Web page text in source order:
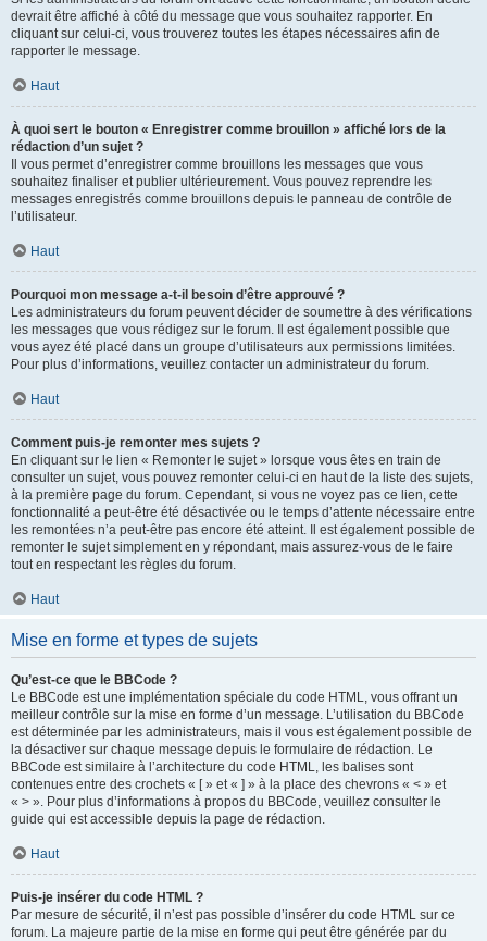
devrait être affiché à côté du message que vous souhaitez rapporter. En
cliquant sur celui-ci, vous trouverez toutes les étapes nécessaires afin de
rapporter le message.
Haut
À quoi sert le bouton « Enregistrer comme brouillon » affiché lors de la
rédaction d’un sujet ?
Il vous permet d’enregistrer comme brouillons les messages que vous
souhaitez finaliser et publier ultérieurement. Vous pouvez reprendre les
messages enregistrés comme brouillons depuis le panneau de contrôle de
l’utilisateur.
Haut
Pourquoi mon message a-t-il besoin d’être approuvé ?
Les administrateurs du forum peuvent décider de soumettre à des vérifications
les messages que vous rédigez sur le forum. Il est également possible que
vous ayez été placé dans un groupe d’utilisateurs aux permissions limitées.
Pour plus d’informations, veuillez contacter un administrateur du forum.
Haut
Comment puis-je remonter mes sujets ?
En cliquant sur le lien « Remonter le sujet » lorsque vous êtes en train de
consulter un sujet, vous pouvez remonter celui-ci en haut de la liste des sujets,
à la première page du forum. Cependant, si vous ne voyez pas ce lien, cette
fonctionnalité a peut-être été désactivée ou le temps d’attente nécessaire entre
les remontées n’a peut-être pas encore été atteint. Il est également possible de
remonter le sujet simplement en y répondant, mais assurez-vous de le faire
tout en respectant les règles du forum.
Haut
Mise en forme et types de sujets
Qu’est-ce que le BBCode ?
Le BBCode est une implémentation spéciale du code HTML, vous offrant un
meilleur contrôle sur la mise en forme d’un message. L’utilisation du BBCode
est déterminée par les administrateurs, mais il vous est également possible de
la désactiver sur chaque message depuis le formulaire de rédaction. Le
BBCode est similaire à l’architecture du code HTML, les balises sont
contenues entre des crochets « [ » et « ] » à la place des chevrons « < » et
« > ». Pour plus d’informations à propos du BBCode, veuillez consulter le
guide qui est accessible depuis la page de rédaction.
Haut
Puis-je insérer du code HTML ?
Par mesure de sécurité, il n’est pas possible d’insérer du code HTML sur ce
forum. La majeure partie de la mise en forme qui peut être générée par du